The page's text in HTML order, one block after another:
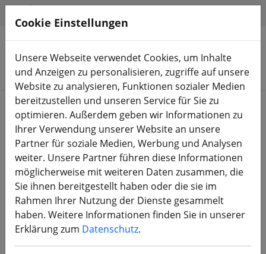
Produkte suchen
Start FPV Drohnen RTF, BNF & PNP
HGLRC Rekon35 V2 Long Range
Drohne 3,5 Zoll Powerkit 2.4GHz
ELRS
Cookie Einstellungen
Unsere Webseite verwendet Cookies, um Inhalte
und Anzeigen zu personalisieren, zugriffe auf unsere
Website zu analysieren, Funktionen sozialer Medien
bereitzustellen und unseren Service für Sie zu
optimieren. Außerdem geben wir Informationen zu
Ihrer Verwendung unserer Website an unsere
Partner für soziale Medien, Werbung und Analysen
weiter. Unsere Partner führen diese Informationen
möglicherweise mit weiteren Daten zusammen, die
Sie ihnen bereitgestellt haben oder die sie im
Rahmen Ihrer Nutzung der Dienste gesammelt
haben. Weitere Informationen finden Sie in unserer
Erklärung zum Datenschutz.